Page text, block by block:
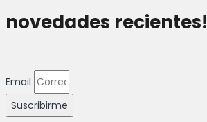
novedades recientes!
Email
Suscribirme